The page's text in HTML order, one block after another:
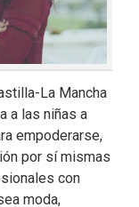
La Mancha
a las niñas a
empoderarse,
por sí mismas
con
moda,